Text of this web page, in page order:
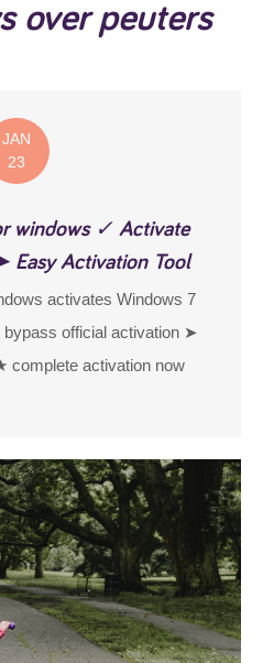
over peuters
JAN
23
windows ✓ Activate
Easy Activation Tool
activates Windows 7
official activation ➤
complete activation now